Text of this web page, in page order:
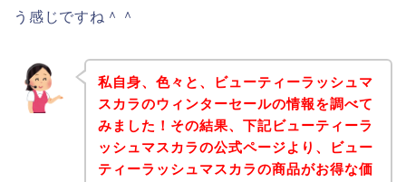
う感じですね＾＾
私自身、色々と、ビューティーラッシュマ
スカラのウィンターセールの情報を調べて
みました！その結果、下記ビューティーラ
ッシュマスカラの公式ページより、ビュー
ティーラッシュマスカラの商品がお得な価